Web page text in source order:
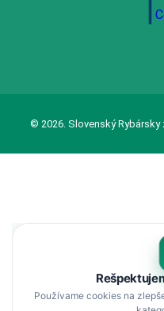
© 2026. Slovenský
Používame cookies na